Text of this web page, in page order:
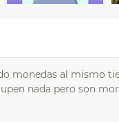
monedas al mismo
nada pero son